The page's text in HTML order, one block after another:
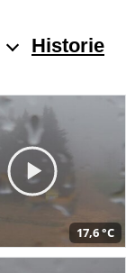
Historie
17,6 °C